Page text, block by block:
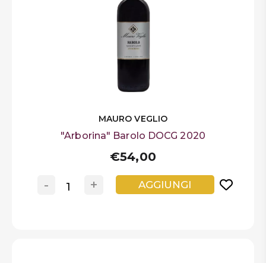
MAURO VEGLIO
"Arborina" Barolo DOCG 2020
€54,00
+
- AGGIUNGI